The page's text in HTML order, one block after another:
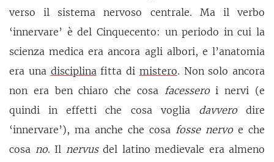
verso il sistema nervoso centrale. Ma il verbo
‘innervare’ è del Cinquecento: un periodo in cui la
scienza medica era ancora agli albori, e l’anatomia
era una disciplinafitta di mistero. Non solo ancora
non era ben chiaro che cosa facesseroi nervi (e
quindi in effetti che cosa voglia davverodire
‘innervare’), ma anche che cosa fosse nervo e che
cosa no. Il nervusdel latino medievale era almeno